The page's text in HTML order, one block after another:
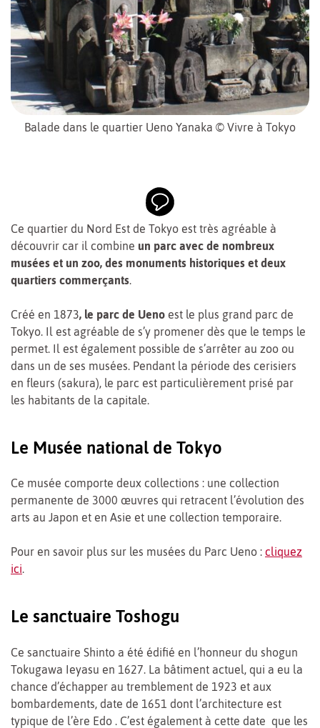
Balade dans le quartier Ueno Yanaka © Vivre à Tokyo
Ce quartier du Nord Est de Tokyo est très agréable à
découvrir car il combine un parc avec de nombreux
musées et un zoo, des monuments historiques et deux
quartiers commerçants.
Créé en 1873, le parc de Ueno est le plus grand parc de
Tokyo. Il est agréable de s’y promener dès que le temps le
permet. Il est également possible de s’arrêter au zoo ou
dans un de ses musées. Pendant la période des cerisiers
en fleurs (sakura), le parc est particulièrement prisé par
les habitants de la capitale.
Le Musée national de Tokyo
Ce musée comporte deux collections : une collection
permanente de 3000 œuvres qui retracent l’évolution des
arts au Japon et en Asie et une collection temporaire.
Pour en savoir plus sur les musées du Parc Ueno : cliquez
ici.
Le sanctuaire Toshogu
Ce sanctuaire Shinto a été édifié en l’honneur du shogun
Tokugawa Ieyasu en 1627. La bâtiment actuel, qui a eu la
chance d’échapper au tremblement de 1923 et aux
bombardements, date de 1651 dont l’architecture est
typique de l’ère Edo . C’est également à cette date que les